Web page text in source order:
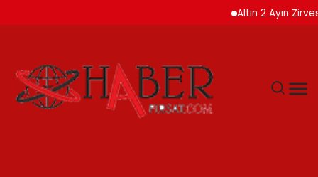
Altın 2 Ayın Zirvesinde